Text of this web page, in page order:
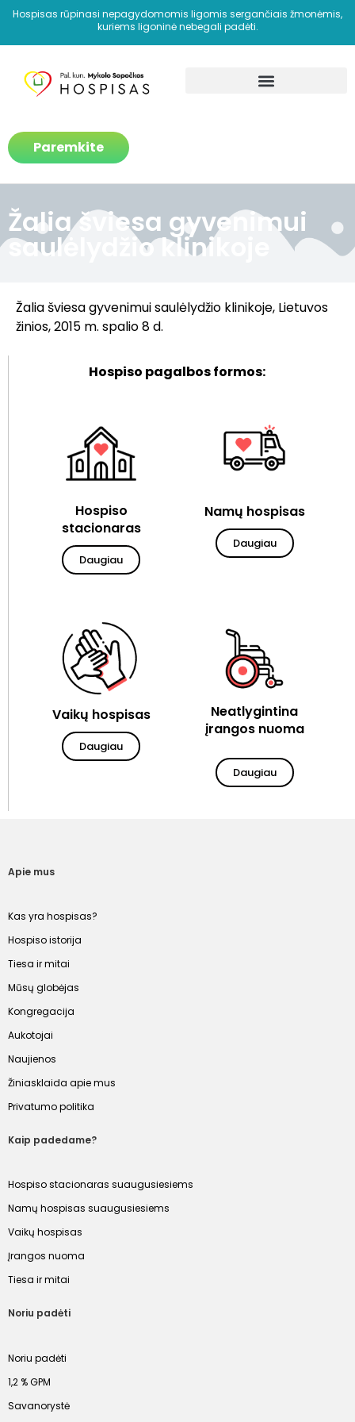
Hospisas rūpinasi nepagydomomis ligomis sergančiais žmonėmis,
kuriems ligoninė nebegali padėti.
Paremkite
Žalia šviesa gyvenimui
saulėlydžio klinikoje
Žalia šviesa gyvenimui saulėlydžio klinikoje, Lietuvos
žinios, 2015 m. spalio 8 d.
Hospiso pagalbos formos:
Hospiso
stacionaras
Daugiau
Namų hospisas
Daugiau
Vaikų hospisas
Daugiau
Neatlygintina
įrangos nuoma
Daugiau
Apie mus
Kas yra hospisas?
Hospiso istorija
Tiesa ir mitai
Mūsų globėjas
Kongregacija
Aukotojai
Naujienos
Žiniasklaida apie mus
Privatumo politika
Kaip padedame?
Hospiso stacionaras suaugusiesiems
Namų hospisas suaugusiesiems
Vaikų hospisas
Įrangos nuoma
Tiesa ir mitai
Noriu padėti
Noriu padėti
1,2 % GPM
Savanorystė